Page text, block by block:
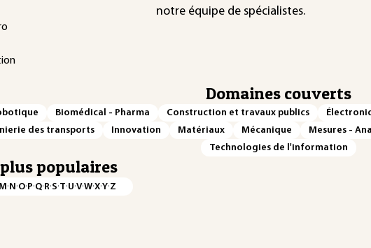
notre équipe de spécialistes.
Domaines couverts
Biomédical - Pharma Construction et travaux publics
des transports Innovation Matériaux Mécanique Mesures -
Technologies de l'information
populaires
M·N·O·P·Q·R·S·T·U·V·W·X·Y·Z